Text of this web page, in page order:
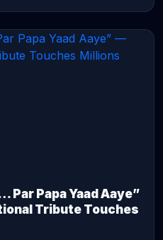
Par Papa Yaad Aaye”
Tribute Touches